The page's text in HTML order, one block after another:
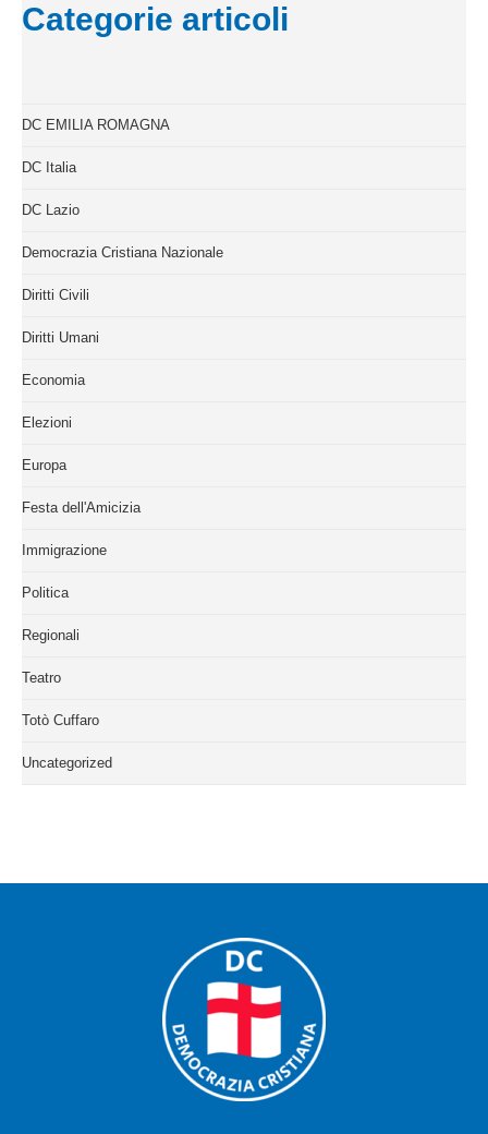
Categorie articoli
DC EMILIA ROMAGNA
DC Italia
DC Lazio
Democrazia Cristiana Nazionale
Diritti Civili
Diritti Umani
Economia
Elezioni
Europa
Festa dell'Amicizia
Immigrazione
Politica
Regionali
Teatro
Totò Cuffaro
Uncategorized